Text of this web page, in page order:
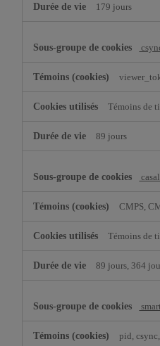
179 jours
Témoins de
89 jours
CMPS,
Témoins de
89 jours, 364
pid,